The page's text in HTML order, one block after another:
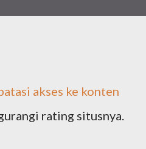
akses ke konten
rating situsnya.